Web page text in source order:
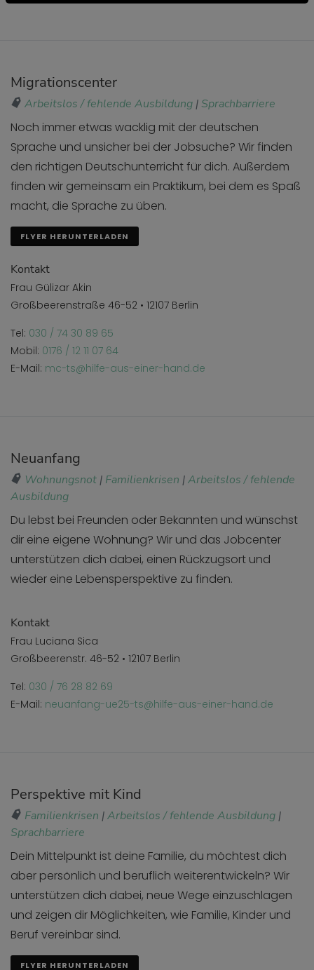
Migrationscenter
Arbeitslos / fehlende Ausbildung |Sprachbarriere
Noch immer etwas wacklig mit der deutschen
Sprache und unsicher bei der Jobsuche? Wir finden
den richtigen Deutschunterricht für dich. Außerdem
finden wir gemeinsam ein Praktikum, bei dem es Spaß
macht, die Sprache zu üben.
FLYER HERUNTERLADEN
Kontakt
Frau Gülizar Akin
Großbeerenstraße 46-52 • 12107 Berlin
Tel: 030 / 74 30 89 65
Mobil: 0176 / 12 11 07 64
E-Mail: mc-ts@hilfe-aus-einer-hand.de
Neuanfang
Wohnungsnot | Familienkrisen |Arbeitslos / fehlende
Ausbildung
Du lebst bei Freunden oder Bekannten und wünschst
dir eine eigene Wohnung? Wir und das Jobcenter
unterstützen dich dabei, einen Rückzugsort und
wieder eine Lebensperspektive zu finden.
Kontakt
Frau Luciana Sica
Großbeerenstr. 46-52 • 12107 Berlin
Tel: 030 / 76 28 82 69
E-Mail: neuanfang-ue25-ts@hilfe-aus-einer-hand.de
Perspektive mit Kind
Familienkrisen |Arbeitslos / fehlende Ausbildung |
Sprachbarriere
Dein Mittelpunkt ist deine Familie, du möchtest dich
aber persönlich und beruflich weiterentwickeln? Wir
unterstützen dich dabei, neue Wege einzuschlagen
und zeigen dir Möglichkeiten, wie Familie, Kinder und
Beruf vereinbar sind.
FLYER HERUNTERLADEN